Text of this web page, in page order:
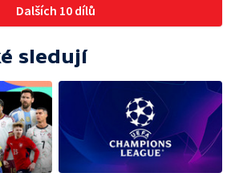
Dalších 10 dílů
sledují